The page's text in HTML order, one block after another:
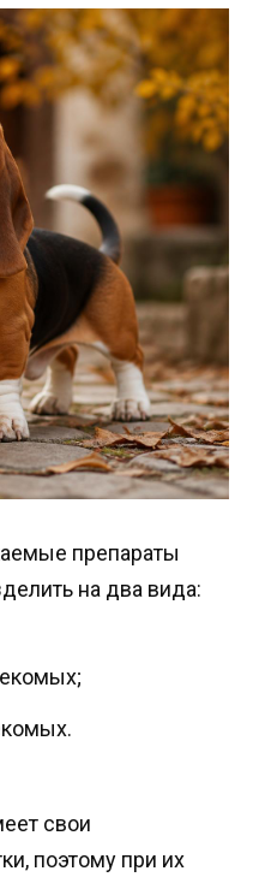
препараты
на два вида:
свои
поэтому при их